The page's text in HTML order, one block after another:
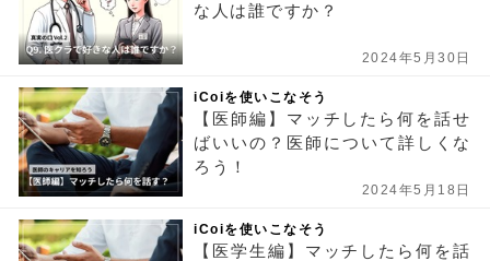
な人は誰ですか？
2024年5月30日
iCoiを使いこなそう
【医師編】マッチしたら何を話せ
ばいいの？医師について詳しくな
ろう！
2024年5月18日
iCoiを使いこなそう
【医学生編】マッチしたら何を話